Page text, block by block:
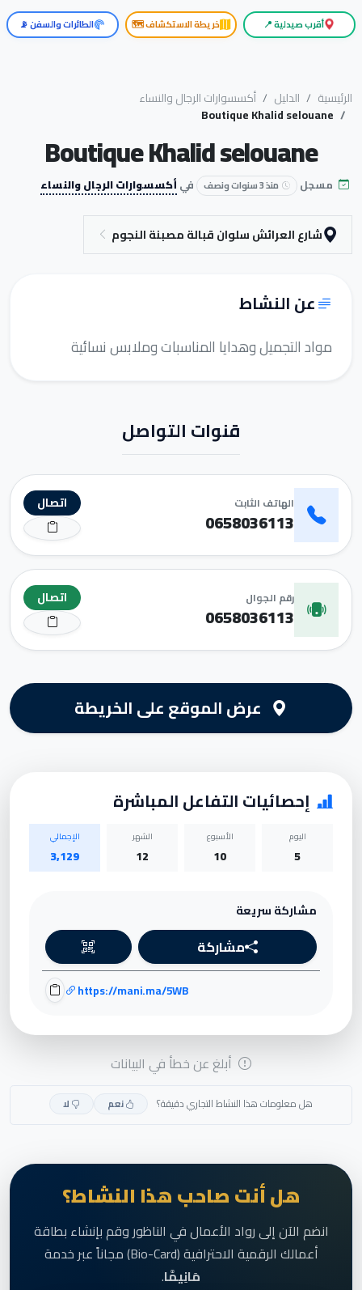
أقرب صيدلية 📍 خريطة الاستكشاف 🗺️ الطائرات والسفن 📡
الرئيسية الدليل
أكسسوارات الرجال والنساء
Boutique Khalid selouane
Boutique Khalid selouane
مسجل منذ 3 سنوات ونصف في أكسسوارات الرجال والنساء
شارع العرائش سلوان قبالة مصبنة النجوم
عن النشاط
مواد التجميل وهدايا المناسبات وملابس نسائية
قنوات التواصل
الهاتف الثابت
0658036113
اتصال
رقم الجوال
0658036113
اتصال
عرض الموقع على الخريطة
إحصائيات التفاعل المباشرة
اليوم
5
الأسبوع
10
الشهر
12
الإجمالي
3,129
مشاركة سريعة
مشاركة
https://mani.ma/5WB
أبلغ عن خطأ في البيانات
هل معلومات هذا النشاط التجاري دقيقة؟ نعم لا
هل أنت صاحب هذا النشاط؟
انضم الآن إلى رواد الأعمال في الناظور وقم بإنشاء بطاقة
أعمالك الرقمية الاحترافية (Bio-Card) مجاناً عبر خدمة
مَانِيمَّا.